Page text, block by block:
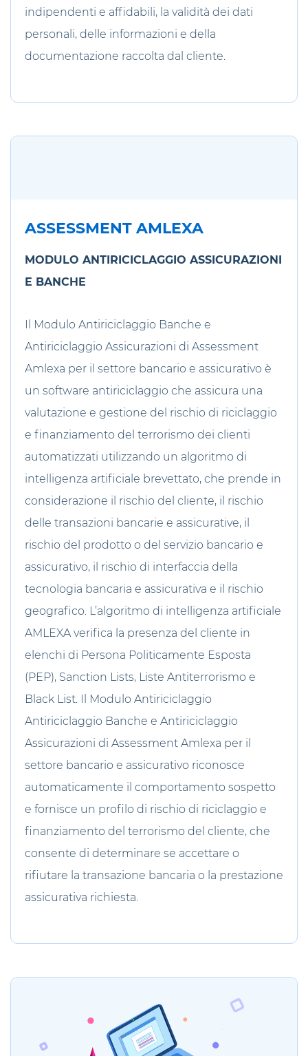
indipendenti e affidabili, la validità dei dati
personali, delle informazioni e della
documentazione raccolta dal cliente.
ASSESSMENT AMLEXA
MODULO ANTIRICICLAGGIO ASSICURAZIONI
E BANCHE
Il Modulo Antiriciclaggio Banche e
Antiriciclaggio Assicurazioni di Assessment
Amlexa per il settore bancario e assicurativo è
un software antiriciclaggio che assicura una
valutazione e gestione del rischio di riciclaggio
e finanziamento del terrorismo dei clienti
automatizzati utilizzando un algoritmo di
intelligenza artificiale brevettato, che prende in
considerazione il rischio del cliente, il rischio
delle transazioni bancarie e assicurative, il
rischio del prodotto o del servizio bancario e
assicurativo, il rischio di interfaccia della
tecnologia bancaria e assicurativa e il rischio
geografico. L’algoritmo di intelligenza artificiale
AMLEXA verifica la presenza del cliente in
elenchi di Persona Politicamente Esposta
(PEP), Sanction Lists, Liste Antiterrorismo e
Black List. Il Modulo Antiriciclaggio
Antiriciclaggio Banche e Antiriciclaggio
Assicurazioni di Assessment Amlexa per il
settore bancario e assicurativo riconosce
automaticamente il comportamento sospetto
e fornisce un profilo di rischio di riciclaggio e
finanziamento del terrorismo del cliente, che
consente di determinare se accettare o
rifiutare la transazione bancaria o la prestazione
assicurativa richiesta.